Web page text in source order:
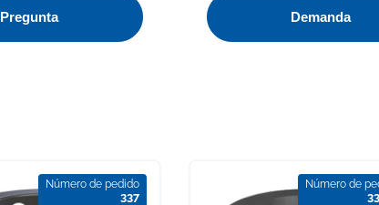
Pregunta Demanda
Número de pedido
337
Número de